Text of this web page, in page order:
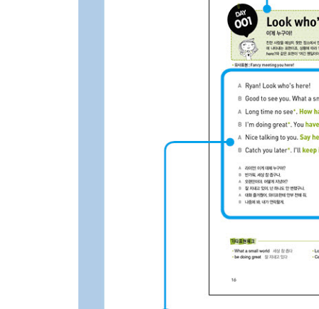
DAY 089 Fill her up, please 가득 주세요
DAY 090 Put it on my account 외상으로 할게요
DAY 091 Give me a wake-up call 모닝콜 해 주세요
DAY 092 I have a bad cough 저 기침이 심해요
DAY 093 Will that be all? 그게 전부이신가요?
DAY 094 What do you say? 네 생각은 어때?
DAY 095 Can I get a refund? 환불 되나요?
DAY 096 Don’t ask for trouble 괜한 짓 하지 마
DAY 097 I’m sorry for your loss 조의를 표합니다
DAY 098 Let’s face it 현실을 직시해
DAY 099 I missed the boat 기회를 놓쳤어
DAY 100 Don’t be a chicken! 겁먹지 마!